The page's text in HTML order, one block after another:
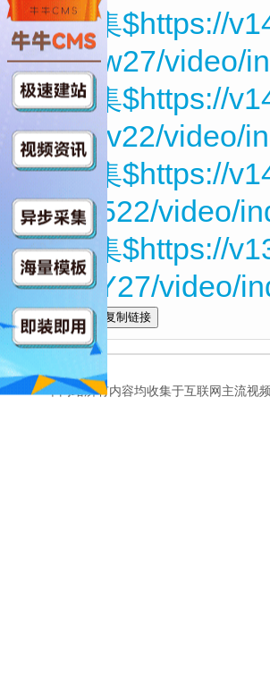
第13集$https://
4Grww27/video/
第14集$https://
FAEKv22/video/
第15集$https://
XLde522/video/
第16集$https://
UCujY27/video/
全选
本网站所有内容均收集于互联网主流视